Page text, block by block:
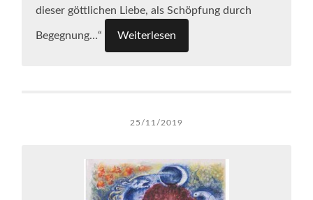
dieser göttlichen Liebe, als Schöpfung durch
Begegnung…“ Weiterlesen
25/11/2019